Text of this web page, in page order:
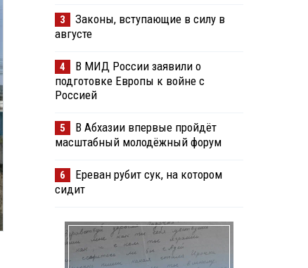
3
Законы, вступающие в силу в
августе
4
В МИД России заявили о
подготовке Европы к войне с
Россией
5
В Абхазии впервые пройдёт
масштабный молодёжный форум
6
Ереван рубит сук, на котором
сидит